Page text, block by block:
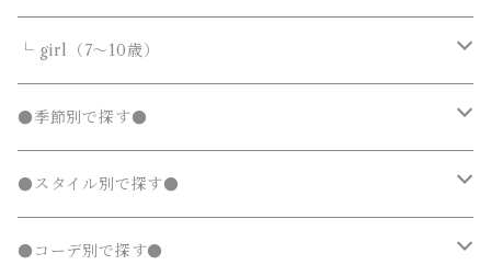
ジャージ
タンクトップ
ノーカラージャケット
靴
靴下
フォーマルスーツ
水着
ラッシュガード
ジャージ
タンクトップ
ノーカラージャケット
靴・小物
靴
靴下
オールインワン
サロペット・オーバーオール
水着
ラッシュガード
ジャージ
スウェットパンツ
ダウンジャケット・コート
ノーカラージャケット
フォーマルスーツ
靴・小物
靴
靴下
オールインワン
サロペット・オーバーオール
水着
サロペット・オーバーオール
トップス
Tシャツ・カットソー
シャツ・ブラウス
ボトムス
スカート
デニムスカート
アウター
ダウンジャケット・コート
発表会 ドレス
トップス
Tシャツ・カットソー
シャツ・ブラウス
ワンピース
シャツワンピース
ジャンパースカート
ボトムス
スカート
アウター
└ girl（7～10歳）
トップス
Tシャツ・カットソー
シャツ・ブラウス
ワンピース
シャツワンピース
ボトムス
●季節別で探す●
春
夏
●スタイル別で探す●
ナチュラル 子供服
●コーデ別で探す●